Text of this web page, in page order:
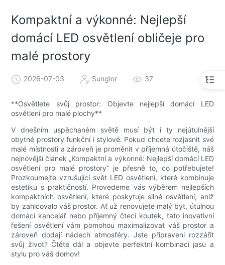
Kompaktní a výkonné: Nejlepší
domácí LED osvětlení obličeje pro
malé prostory
2026-07-03 Sunglor 37
**Osvětlete svůj prostor: Objevte nejlepší domácí LED
osvětlení pro malé plochy**
V dnešním uspěchaném světě musí být i ty nejútulnější
obytné prostory funkční i stylové. Pokud chcete rozjasnit své
malé místnosti a zároveň je proměnit v příjemná útočiště, náš
nejnovější článek „Kompaktní a výkonné: Nejlepší domácí LED
osvětlení pro malé prostory“ je přesně to, co potřebujete!
Prozkoumejte vzrušující svět LED osvětlení, které kombinuje
estetiku s praktičností. Provedeme vás výběrem nejlepších
kompaktních osvětlení, které poskytuje silné osvětlení, aniž
by zahlcovalo váš prostor. Ať už renovujete malý byt, útulnou
domácí kancelář nebo příjemný čtecí koutek, tato inovativní
řešení osvětlení vám pomohou maximalizovat váš prostor a
zároveň dodají nádech atmosféry. Jste připraveni rozzářit
svůj život? Čtěte dál a objevte perfektní kombinaci jasu a
stylu pro váš domov!